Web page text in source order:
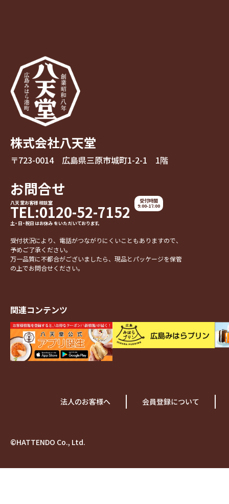
株式会社八天堂
〒723-0014 広島県三原市城町1-2-1 1階
お問合せ
八天堂お客様相談室
TEL:0120-52-7152
土・日・祝日はお休みをいただいております。
受付時間
9:00-17:00
受付状況により、電話がつながりにくいこともありますので、
予めご了承ください。
万一品質に不都合がございましたら、現品とパッケージを保管
の上でお問合せください。
関連コンテンツ
法人のお客様へ 会員登録について
©HATTENDO Co., Ltd.